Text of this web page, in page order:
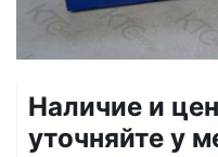
Наличие и
уточняйте у